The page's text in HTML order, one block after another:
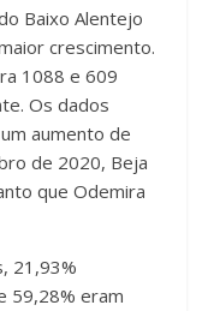
Baixo Alentejo
crescimento.
1088 e 609
Os dados
aumento de
de 2020, Beja
que Odemira
21,93%
59,28% eram